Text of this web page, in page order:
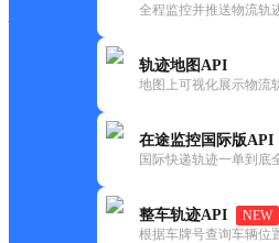
全程监控并推送物流轨
轨迹地图API
地图上可视化展示物流
在途监控国际版API
国际快递轨迹一单到底
整车轨迹API
NEW
根据车牌号查询车辆位
邮政
牛孔邮政所
更新时间：2021-12-